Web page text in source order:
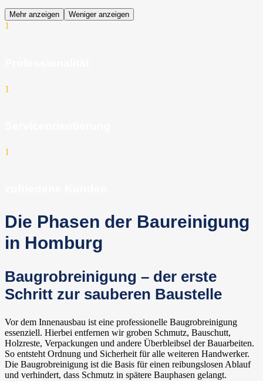
Mehr anzeigen Weniger anzeigen
1
1
1
Die Phasen der Baureinigung
in Homburg
Baugrobreinigung – der erste
Schritt zur sauberen Baustelle
Vor dem Innenausbau ist eine professionelle Baugrobreinigung
essenziell. Hierbei entfernen wir groben Schmutz, Bauschutt,
Holzreste, Verpackungen und andere Überbleibsel der Bauarbeiten.
So entsteht Ordnung und Sicherheit für alle weiteren Handwerker.
Die Baugrobreinigung ist die Basis für einen reibungslosen Ablauf
und verhindert, dass Schmutz in spätere Bauphasen gelangt.